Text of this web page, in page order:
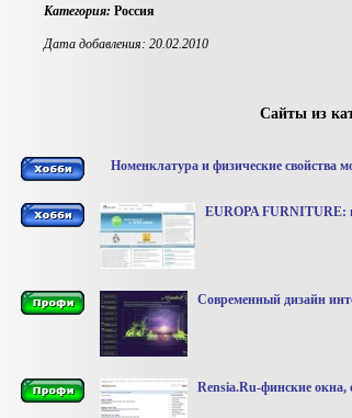
Категория: Россия
Дата добавления: 20.02.2010
Сайты из
Номенклатура и физические свойства
EUROPA FURNITURE:
Современный дизайн
Rensia.Ru-финские окна,